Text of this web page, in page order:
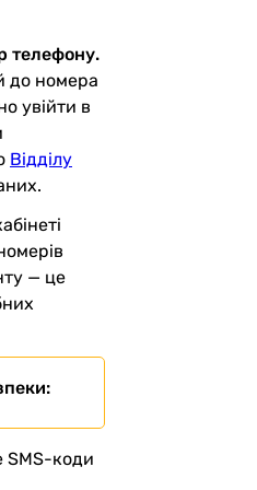
телефону.
до номера
увійти в
Відділу
— це
SMS-коди